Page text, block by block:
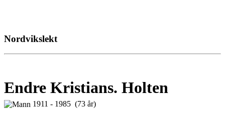
Nordvikslekt
Endre Kristians. Holten
1911 - 1985 (73 år)